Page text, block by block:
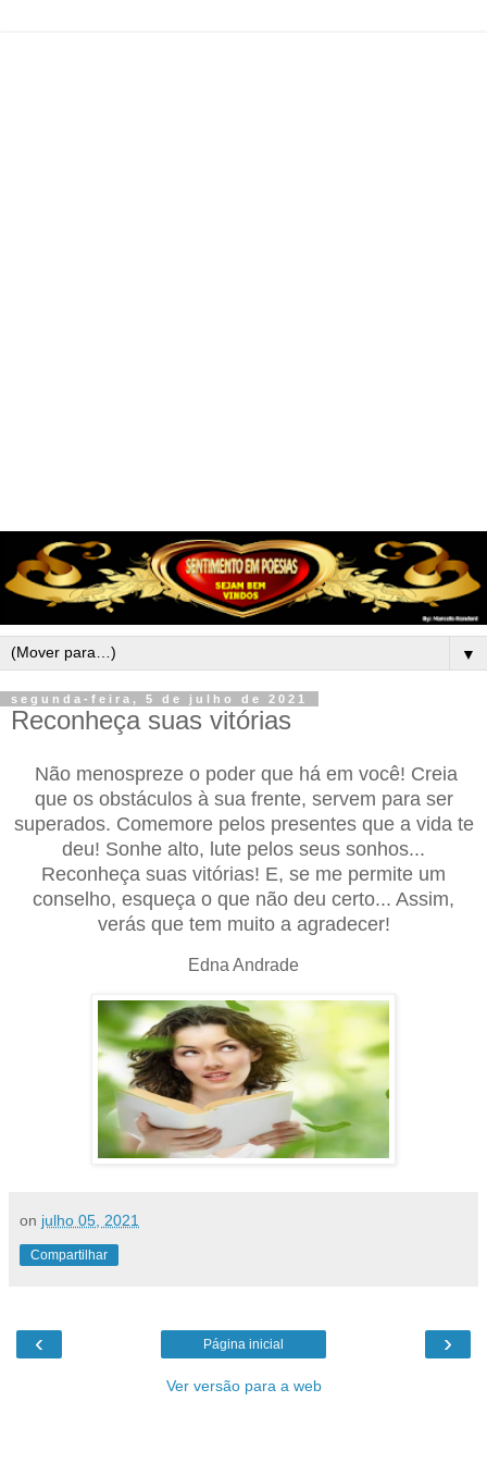
▼
segunda-feira, 5 de julho de 2021
Reconheça suas vitórias
Não menospreze o poder que há em você! Creia
que os obstáculos à sua frente, servem para ser
superados. Comemore pelos presentes que a vida te
deu! Sonhe alto, lute pelos seus sonhos...
Reconheça suas vitórias! E, se me permite um
conselho, esqueça o que não deu certo... Assim,
verás que tem muito a agradecer!
Edna Andrade
on julho 05, 2021
Compartilhar
‹ ›
Página inicial
Ver versão para a web